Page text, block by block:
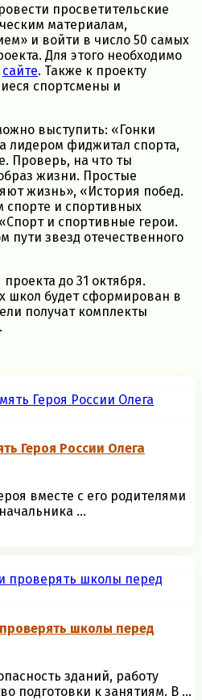
просветительские
материалам,
и войти в число 50 самых
Для этого необходимо
сайте. Также к проекту
спортсмены и
выступить: «Гонки
лидером фиджитал спорта,
Проверь, на что ты
жизни. Простые
жизнь», «История побед.
спорте и спортивных
и спортивные герои.
пути звезд отечественного
до 31 октября.
школ будет сформирован в
получат комплекты
Героя России Олега
вместе с его родителями
...
школы перед
зданий, работу
подготовки к занятиям. В ...